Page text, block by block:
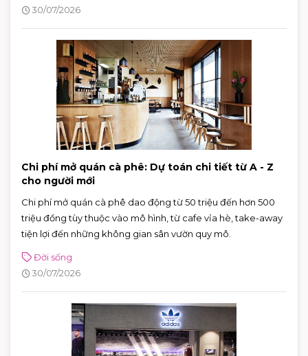
30/07/2026
Chi phí mở quán cà phê: Dự toán chi tiết từ A - Z
cho người mới
Chi phí mở quán cà phê dao động từ 50 triệu đến hơn 500
triệu đồng tùy thuộc vào mô hình, từ cafe vỉa hè, take-away
tiện lợi đến những không gian sân vườn quy mô.
Đời sống
30/07/2026